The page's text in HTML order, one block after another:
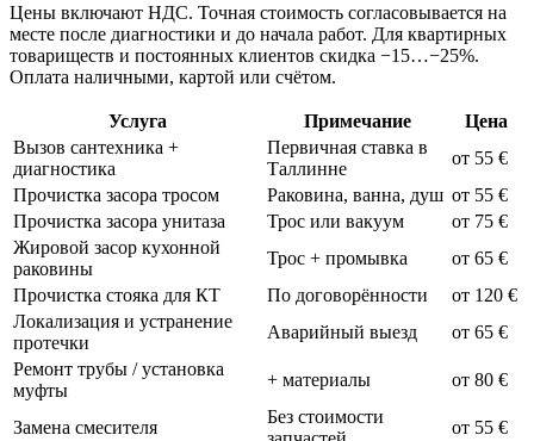
Цены включают НДС. Точная стоимость согласовывается на
месте после диагностики и до начала работ. Для квартирных
товариществ и постоянных клиентов скидка −15…−25%.
Оплата наличными, картой или счётом.
Услуга Примечание
Цена
Вызов сантехника +
диагностика
Первичная ставка в
Таллинне
от 55 €
Прочистка засора тросом
Раковина, ванна, душ от 55 €
Прочистка засора унитаза
Трос или вакуум
от 75 €
Жировой засор кухонной
раковины
Трос + промывка
от 65 €
Прочистка стояка для КТ
По договорённости
от 120 €
Локализация и устранение
протечки
Аварийный выезд
от 65 €
Ремонт трубы / установка
муфты
+ материалы от 80 €
Замена смесителя
Без стоимости
от 55 €